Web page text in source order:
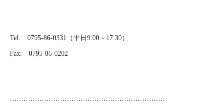
Tel: 0795-86-0331（平日9:00～17:30）
Fax: 0795-86-0202
……………………………………………………………